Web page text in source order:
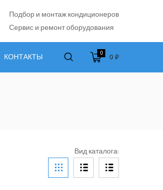
Подбор и монтаж кондиционеров
Сервис и ремонт оборудования
КОНТАКТЫ 0 0 ₽
Вид каталога: